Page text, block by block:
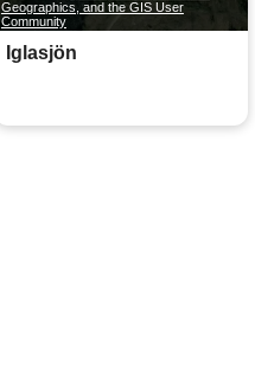
Geographics, and the GIS User
Community
Iglasjön